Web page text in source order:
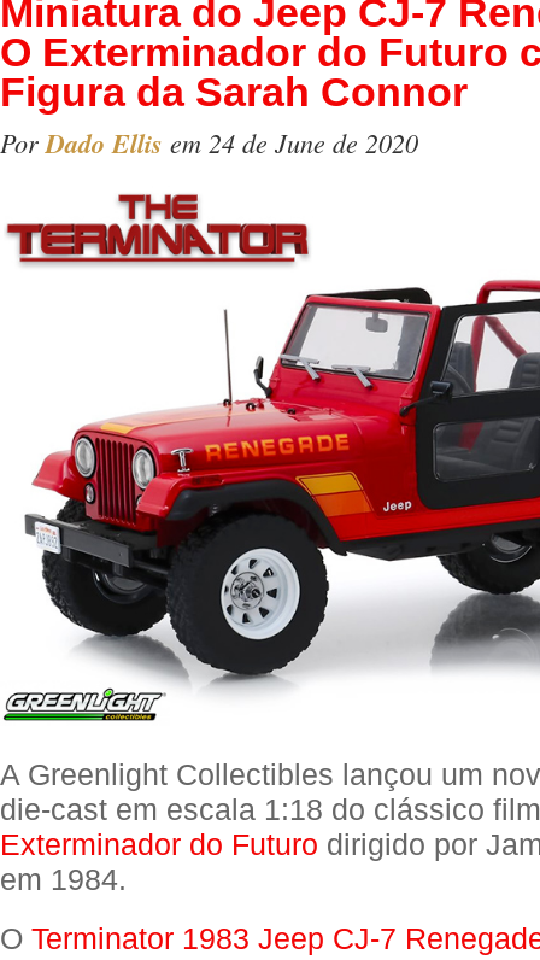
Miniatura do Jeep CJ-7
O Exterminador do Futuro
Figura da Sarah Connor
Por Dado Ellis em 24 de June de 2020
A Greenlight Collectibles lançou um
die-cast em escala 1:18 do clássico
Exterminador do Futuro dirigido por
em 1984.
O Terminator 1983 Jeep CJ-7